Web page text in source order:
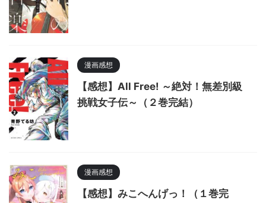
漫画感想
【感想】All Free! ～絶対！無差別級
挑戦女子伝～（２巻完結）
漫画感想
【感想】みこへんげっ！（１巻完